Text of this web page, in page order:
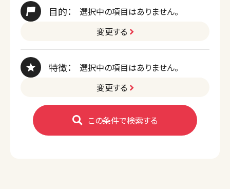
目的：
選択中の項目はありません。
変更する
特徴：
選択中の項目はありません。
変更する
この条件で検索する